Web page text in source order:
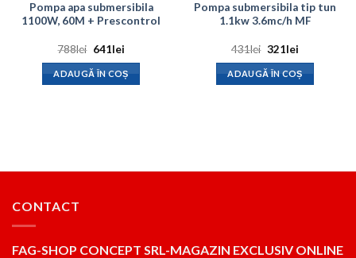
Pompa apa submersibila
1100W, 60M + Prescontrol
788lei Prețul
a
fost:
788lei.
641leiPrețul
este:
641lei.
ADAUGĂ ÎN COȘ
Pompa submersibila tip tun
1.1kw 3.6mc/h MF
431lei Prețul
a
fost:
431lei.
321leiPrețul
este:
321lei.
ADAUGĂ ÎN COȘ
CONTACT
FAG-SHOP CONCEPT SRL-MAGAZIN EXCLUSIV ONLINE